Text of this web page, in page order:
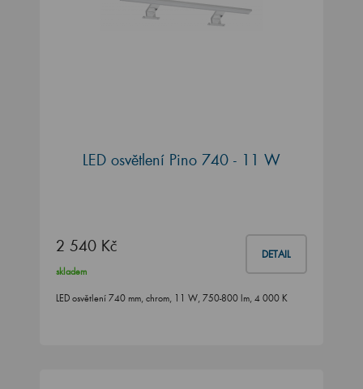
LED osvětlení Pino 740 - 11 W
2 540 Kč DETAIL
skladem
LED osvětlení 740 mm, chrom, 11 W, 750-800 lm, 4 000 K